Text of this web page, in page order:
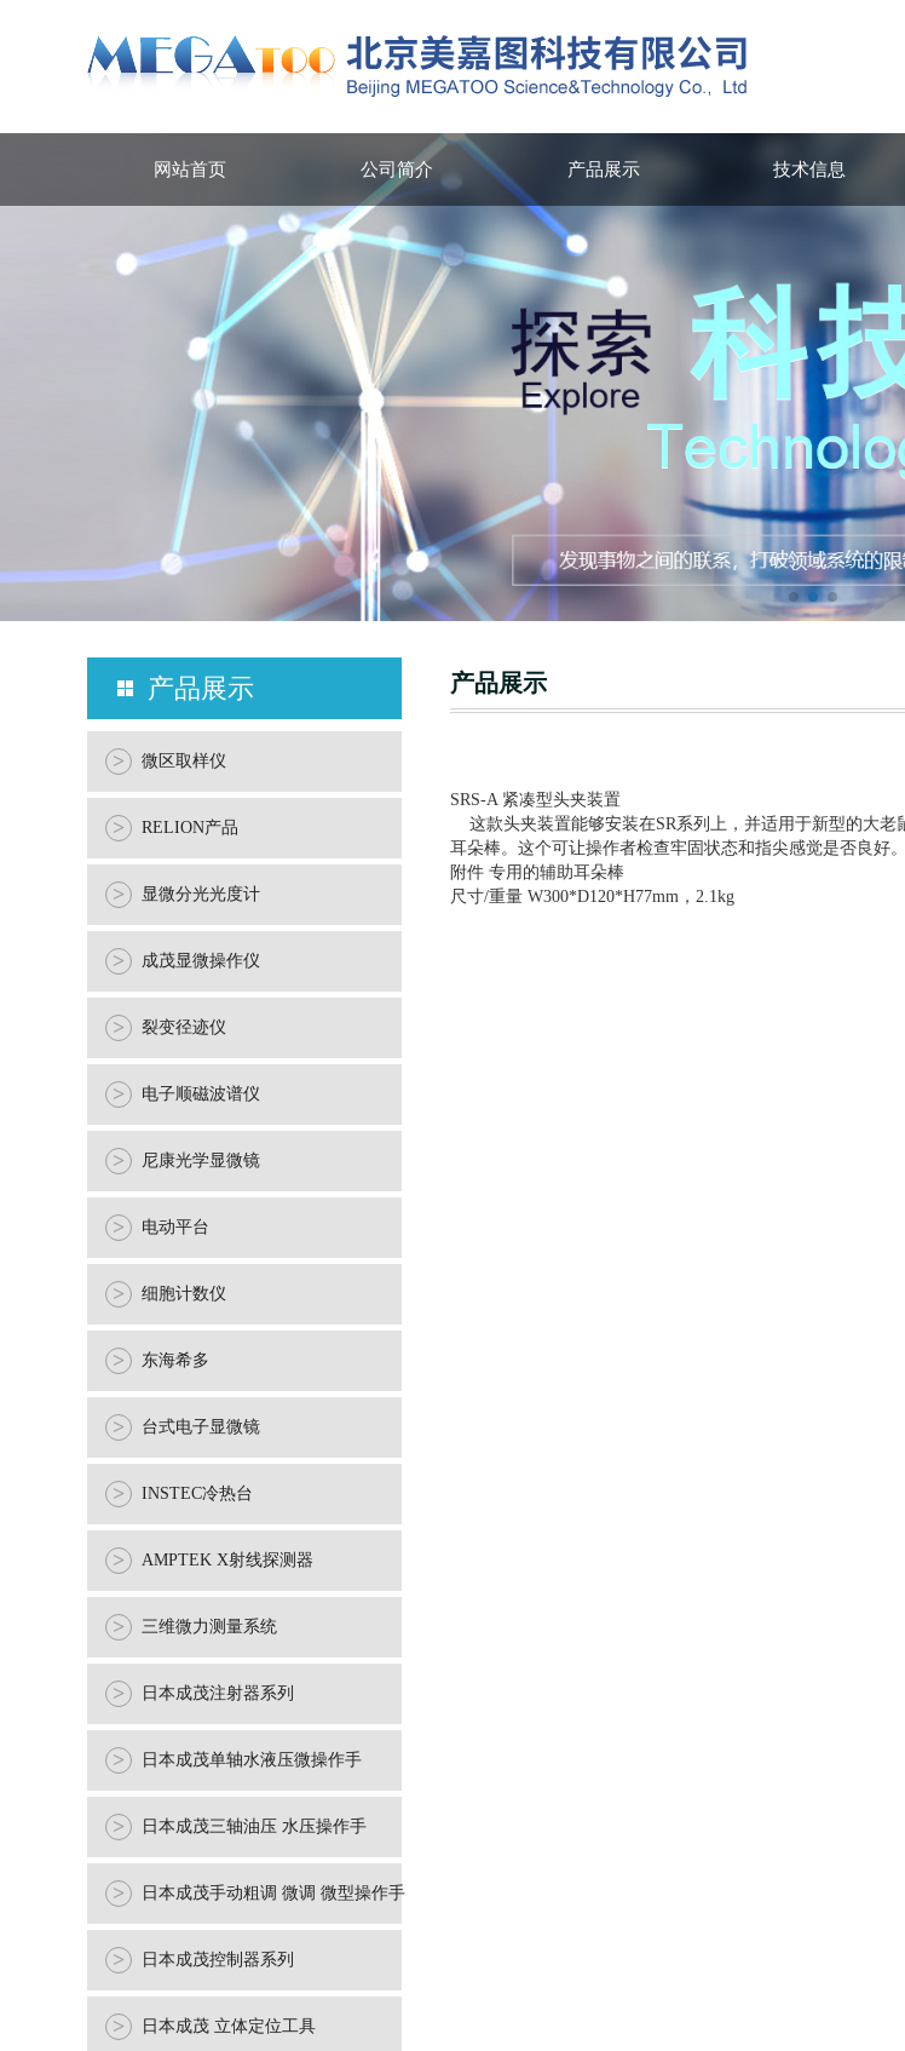
网站首页 公司简介 产品展示 技术信息
产品展示
> 微区取样仪
> RELION产品
> 显微分光光度计
> 成茂显微操作仪
> 裂变径迹仪
> 电子顺磁波谱仪
> 尼康光学显微镜
> 电动平台
> 细胞计数仪
> 东海希多
> 台式电子显微镜
> INSTEC冷热台
> AMPTEK X射线探测器
> 三维微力测量系统
> 日本成茂注射器系列
> 日本成茂单轴水液压微操作手
> 日本成茂三轴油压 水压操作手
> 日本成茂手动粗调 微调 微型操作手
> 日本成茂控制器系列
> 日本成茂 立体定位工具
产品展示
SRS-A 紧凑型头夹装置
这款头夹装置能够安装在SR系列上，并适用于新型的大老
耳朵棒。这个可让操作者检查牢固状态和指尖感觉是否良好
附件 专用的辅助耳朵棒
尺寸/重量 W300*D120*H77mm，2.1kg